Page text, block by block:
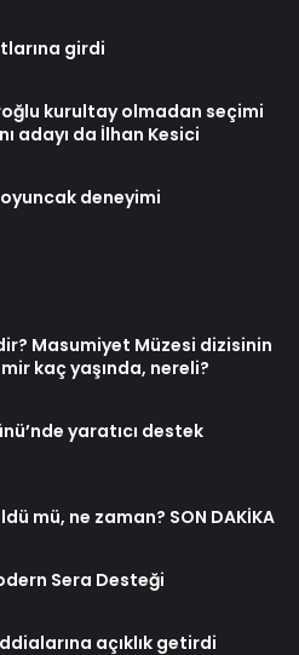
girdi
kurultay olmadan seçimi
adayı da İlhan Kesici
deneyimi
Masumiyet Müzesi dizisinin
kaç yaşında, nereli?
yaratıcı destek
mü, ne zaman? SON DAKİKA
Sera Desteği
açıklık getirdi